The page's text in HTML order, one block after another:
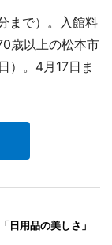
まで）。入館料
歳以上の松本市
）。4月17日ま
日用品の美しさ」